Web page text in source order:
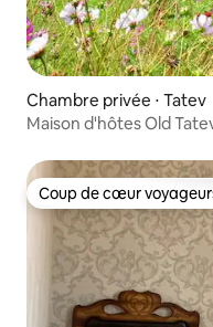
Chambre privée ⋅ Tatev
Maison d'hôtes Old
Coup de cœur
Coup de cœur